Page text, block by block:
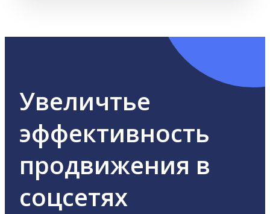
Увеличтье
эффективность
продвижения в
соцсетях